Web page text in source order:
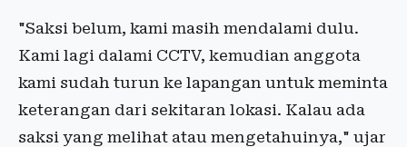
"Saksi belum, kami masih mendalami dulu.
Kami lagi dalami CCTV, kemudian anggota
kami sudah turun ke lapangan untuk meminta
keterangan dari sekitaran lokasi. Kalau ada
saksi yang melihat atau mengetahuinya," ujar